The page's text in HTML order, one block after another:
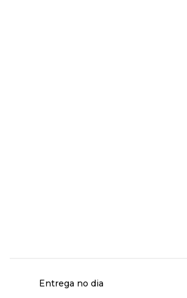
Entrega no dia